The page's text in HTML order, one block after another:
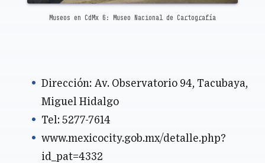
Museos en CdMx 6: Museo Nacional de Cartografía
Dirección: Av. Observatorio 94, Tacubaya,
Miguel Hidalgo
Tel: 5277-7614
www.mexicocity.gob.mx/detalle.php?
id_pat=4332